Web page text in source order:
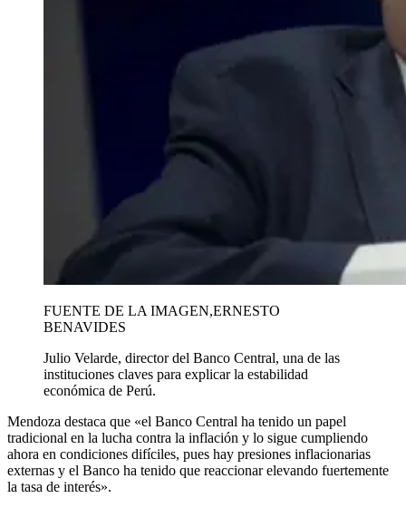
FUENTE DE LA IMAGEN,ERNESTO
BENAVIDES
Julio Velarde, director del Banco Central, una de las
instituciones claves para explicar la estabilidad
económica de Perú.
Mendoza destaca que «el Banco Central ha tenido un papel
tradicional en la lucha contra la inflación y lo sigue cumpliendo
ahora en condiciones difíciles, pues hay presiones inflacionarias
externas y el Banco ha tenido que reaccionar elevando fuertemente
la tasa de interés».